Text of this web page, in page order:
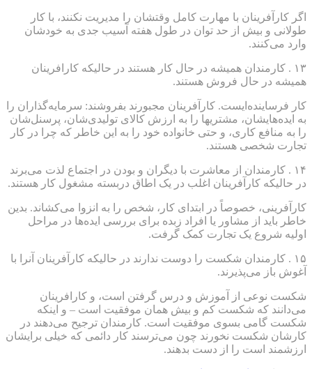
اگر کارآفرینان با مهارت کامل وقتشان را مدیریت نکنند، با کار
طولانی و بیش از حد توان در طول هفته آسیب جدی به خودشان
وارد می‌کنند.
۱۳ . کارمندان همیشه در حال کار هستند در حالیکه کارافرینان
همیشه در حال فروش هستند.
کار فرساینده‌ایست. کارآفرینان مجبورند بفروشند: سرمایه‌گذاران را
به ایده‌هایشان، مشتریها را به ارزش کالای تولیدی‌شان، پرسنل‌شان
را به منافع کاری، و حتی خانواده خود را به این خاطر که چرا در کار
تجارت شخصی هستند.
۱۴ . کارمندان از معاشرت با دیگران و بودن در اجتماع لذت می‌برند
در حالیکه کارآفرینان اغلب در یک اطاق دربسته مشغول کار هستند.
کارآفرینی، خصوصاً در ابتدای کار، شخص را به انزوا می‌کشاند. بدین
خاطر باید از مشاور یا افراد زبده برای بررسی ایده‌ها در مراحل
اولیه شروع یک تجارت کمک گرفت.
۱۵ . کارمندان شکست را دوست ندارند در حالیکه کارآفرینان آنرا با
آغوش باز می‌پذیرند.
شکست نوعی از آموزش و درس گرفتن است، و کارافرینان
می‌دانند که شکست کم و بیش همان موفقیت است – و اینکه
شکست گامی بسوی موفقیت است. کارمندان ترجیح می‌دهند در
کارشان شکست نخورند چون می‌ترسند کار دائمی که خیلی برایشان
ارزشمند است را از دست بدهند.